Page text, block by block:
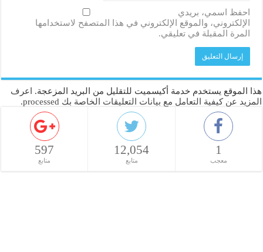
احفظ اسمي، بريدي
الإلكتروني، والموقع الإلكتروني في هذا المتصفح لاستخدامها
المرة المقبلة في تعليقي.
هذا الموقع يستخدم خدمة أكيسميت للتقليل من البريد المزعجة.
اعرف
المزيد عن كيفية التعامل مع بيانات التعليقات الخاصة بك processed
.
1
معجب
12,054
متابع
597
متابع